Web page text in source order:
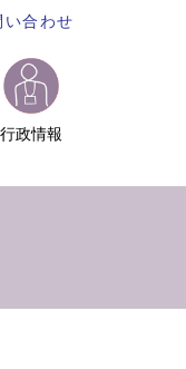
い合わせ
行政情報